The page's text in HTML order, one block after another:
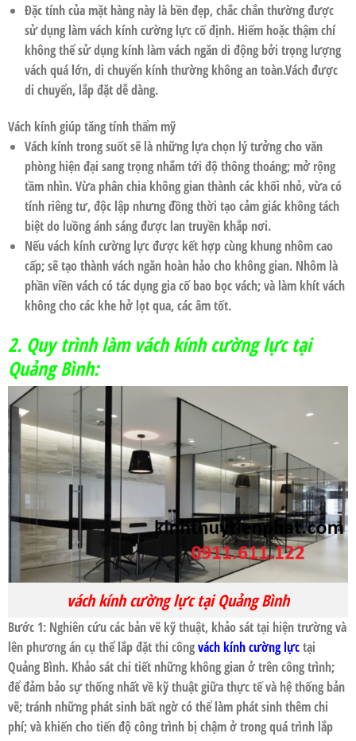
Đặc tính của mặt hàng này là bền đẹp, chắc chắn thường được
sử dụng làmvách kính cường lựccố định. Hiếm hoặc thậm chí
không thể sử dụng kính làm vách ngăn di động bởi trọng lượng
vách quá lớn, di chuyển kính thường không an toàn.Vách được
di chuyển, lắp đặt dễ dàng.
Vách kính giúp tăng tính thẩm mỹ
Vách kính trong suốt sẽ là những lựa chọn lý tưởng cho văn
phòng hiện đại sang trọng nhắm tới độ thông thoáng; mở rộng
tầm nhìn. Vừa phân chia không gian thành các khối nhỏ, vừa có
tính riêng tư, độc lập nhưng đồng thời tạo cảm giác không tách
biệt do luồng ánh sáng được lan truyền khắp nơi.
Nếuvách kính cường lựcđược kết hợp cùng khung nhôm cao
cấp; sẽ tạo thành vách ngăn hoàn hảo cho không gian. Nhôm là
phần viền vách có tác dụng gia cố bao bọc vách; và làm khít vách
không cho các khe hở lọt qua, các âm tốt.
2. Quy trình làm vách kính cường lực tại
Quảng Bình:
vách kính cường lực tại Quảng Bình
Bước 1: Nghiên cứu các bản vẽ kỹ thuật, khảo sát tại hiện trường và
lên phương án cụ thể lắp đặt thi côngvách kính cường lựctại
Quảng Bình. Khảo sát chi tiết những không gian ở trên công trình;
để đảm bảo sự thống nhất về kỹ thuật giữa thực tế và hệ thống bản
vẽ; tránh những phát sinh bất ngờ có thể làm phát sinh thêm chi
phí; và khiến cho tiến độ công trình bị chậm ở trong quá trình lắp